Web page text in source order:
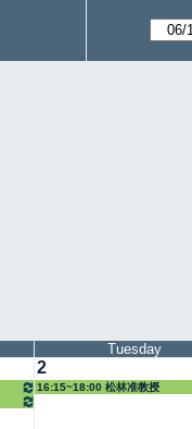
Tuesday
2
16:15~18:00 松林准教授